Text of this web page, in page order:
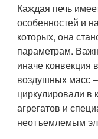
Каждая печь
особенностей и
которых, она
параметрам.
иначе конвекция
воздушных масс
циркулировали в
агрегатов и
неотъемлемым